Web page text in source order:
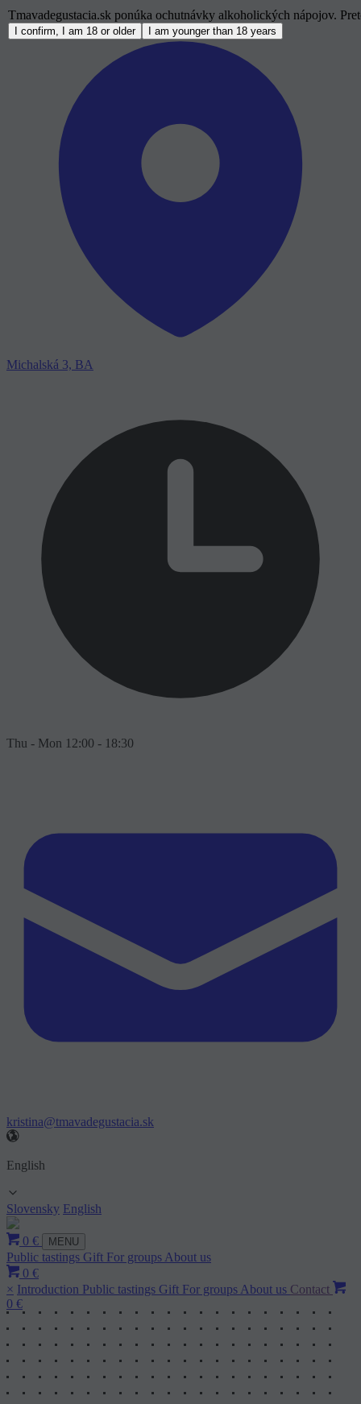
Tmavadegustacia.sk ponúka ochutnávky alkoholických nápojov.
I confirm, I am 18 or older I am younger than 18 years
Michalská 3, BA
Thu - Mon 12:00 - 18:30
kristina@tmavadegustacia.sk
English
Slovensky English
0 € MENU
Public tastings Gift For groups About us
0 €
× Introduction Public tastings Gift For groups About us Contact
0 €